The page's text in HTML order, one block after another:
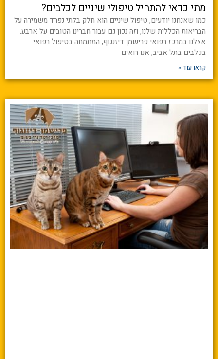
מתי כדאי להתחיל טיפולי שיניים לכלבים?
כמו שאנחנו יודעים, טיפול שיניים הוא חלק בלתי נפרד משמירה על
הבריאות הכללית שלנו, וזה נכון גם עבור חברינו הטובים על ארבע.
אצלנו במרכז רפואי פרישמן דיזנגוף, המתמחה בטיפול רפואי
בכלבים בתל אביב, אנו רואים
קראו עוד »